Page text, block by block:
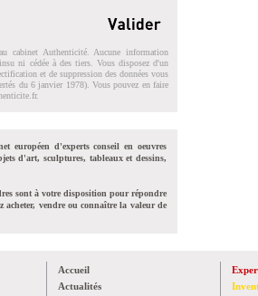
cabinet Authenticité. Aucune information
ni cédée à des tiers. Vous disposez d'un
et de suppression des données vous
du 6 janvier 1978). Vous pouvez en faire
.
européen d'experts conseil en oeuvres
d'art, sculptures, tableaux et dessins,
sont à votre disposition pour répondre
acheter, vendre ou connaître la valeur de
Accueil
Actualités